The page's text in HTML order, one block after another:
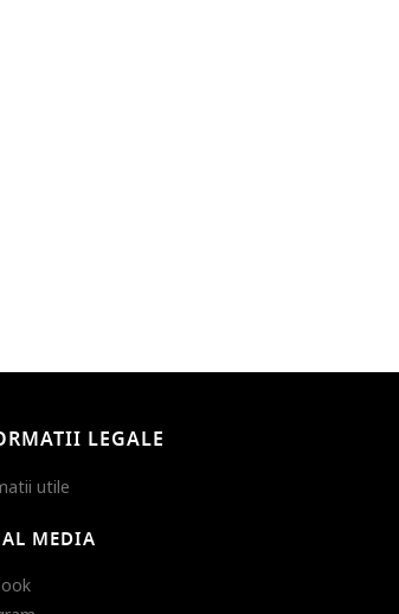
LEGALE
utile
MEDIA